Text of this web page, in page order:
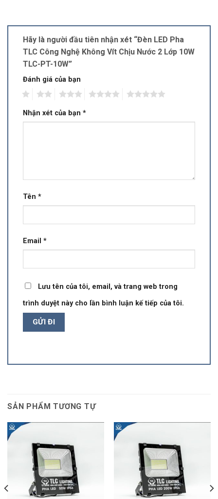
Hãy là người đầu tiên nhận xét “Đèn LED Pha
TLC Công Nghệ Không Vít Chịu Nước 2 Lớp 10W
TLC-PT-10W”
Đánh giá của bạn
Nhận xét của bạn *
Tên *
Email *
Lưu tên của tôi, email, và trang web trong
trình duyệt này cho lần bình luận kế tiếp của tôi.
SẢN PHẨM TƯƠNG TỰ